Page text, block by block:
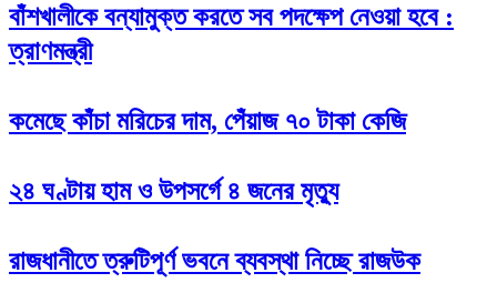
বাঁশখালীকে বন্যামুক্ত করতে সব পদক্ষেপ নেওয়া হবে :
ত্রাণমন্ত্রী
কমেছে কাঁচা মরিচের দাম, পেঁয়াজ ৭০ টাকা কেজি
২৪ ঘণ্টায় হাম ও উপসর্গে ৪ জনের মৃত্যু
রাজধানীতে ত্রুটিপূর্ণ ভবনে ব্যবস্থা নিচ্ছে রাজউক